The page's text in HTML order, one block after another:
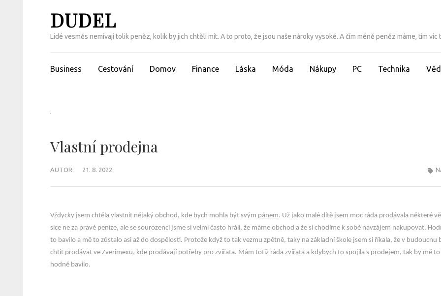
DUDEL
Lidé vesměs nemívají tolik peněz, kolik by jich chtěli mít. A to proto, že jsou naše nároky vysoké. A čím méně peněz máme, tím
Business Cestování Domov Finance Láska Móda Nákupy PC Technika
Vlastní prodejna
AUTOR: 21. 8. 2022
Vždycky jsem chtěla vlastnit nějaký obchod, kde bych mohla být svým pánem. Už jako malé dítě jsem moc ráda prodávala některé
sice ne za pravé peníze, ale se sourozenci jsme si velmi často hráli, že máme obchod a že si chodíme k sobě navzájem nakupovat.
to bavilo a mě to zůstalo asi až do dospělosti. Protože když to tak vezmu zpětně, taky na základní škole jsem si říkala, že v budoucnu
chtít prodávat ve Zverimexu, kde prodávají potřeby pro zvířata. Mám totiž ráda zvířata a kdybych to spojila s prodejem, tak by mě to
hodně bavilo.